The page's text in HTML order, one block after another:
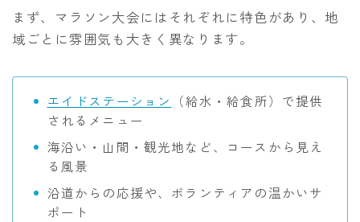
運営者情報
お問い合わせ
まず、マラソン大会にはそれぞれに特色があり、地
域ごとに雰囲気も大きく異なります。
エイドステーション
（給水・給食所）で提供
されるメニュー
海沿い・山間・観光地など、コースから見え
る風景
沿道からの応援や、ボランティアの温かいサ
ポート